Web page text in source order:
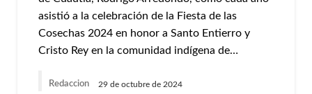
asistió a la celebración de la Fiesta de las
Cosechas 2024 en honor a Santo Entierro y
Cristo Rey en la comunidad indígena de…
Redaccion 29 de octubre de 2024